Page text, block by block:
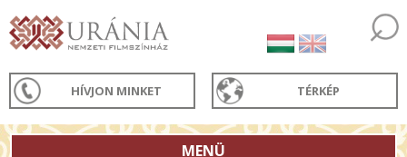
HÍVJON MINKET TÉRKÉP
MENÜ